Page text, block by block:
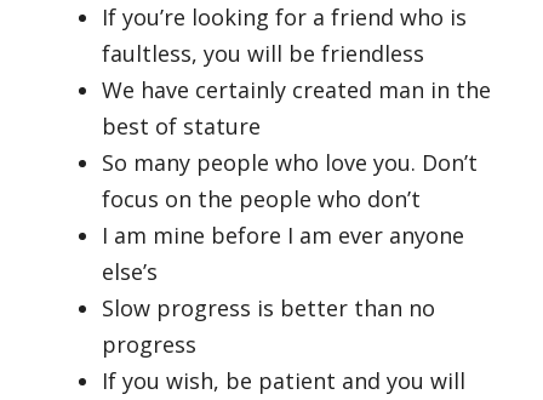
If you’re looking for a friend who is
faultless, you will be friendless
We have certainly created man in the
best of stature
So many people who love you. Don’t
focus on the people who don’t
I am mine before I am ever anyone
else’s
Slow progress is better than no
progress
If you wish, be patient and you will